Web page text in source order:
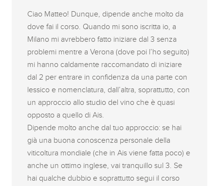
Ciao Matteo! Dunque, dipende anche molto da
dove fai il corso. Quando mi sono iscritta io, a
Milano mi avrebbero fatto iniziare dal 3 senza
problemi mentre a Verona (dove poi l’ho seguito)
mi hanno caldamente raccomandato di iniziare
dal 2 per entrare in confidenza da una parte con
lessico e nomenclatura, dall’altra, soprattutto, con
un approccio allo studio del vino che è quasi
opposto a quello di Ais.
Dipende molto anche dal tuo approccio: se hai
già una buona conoscenza personale della
viticoltura mondiale (che in Ais viene fatta poco) e
anche un ottimo inglese, vai tranquillo sul 3. Se
hai qualche dubbio e soprattutto segui il corso